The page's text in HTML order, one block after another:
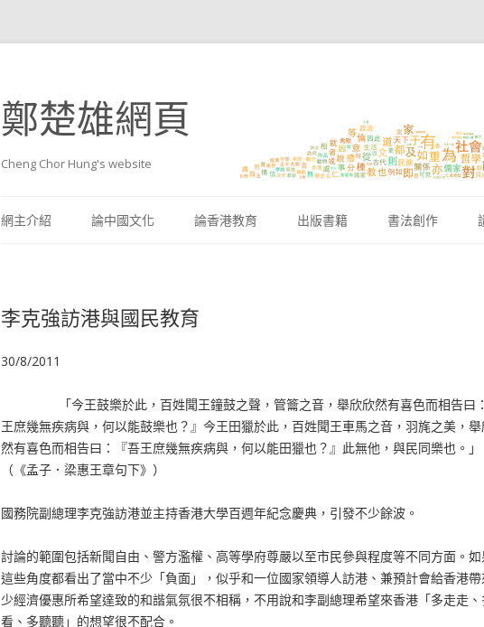
鄭楚雄網頁
Cheng Chor Hung's website
網主介紹
論中國文化 論香港教育 出版書籍 書法創作
李克強訪港與國民教育
30/8/2011
「今王鼓樂於此，百姓聞王鐘鼓之聲，管籥之音，舉欣欣然有喜色而相告曰
王庶幾無疾病與，何以能鼓樂也？』今王田獵於此，百姓聞王車馬之音，羽旄之美，
然有喜色而相告曰：『吾王庶幾無疾病與，何以能田獵也？』此無他，與民同樂也。」
（《孟子．梁惠王章句下》）
國務院副總理李克強訪港並主持香港大學百週年紀念慶典，引發不少餘波。
討論的範圍包括新聞自由、警方濫權、高等學府尊嚴以至市民參與程度等不同方面。
這些角度都看出了當中不少「負面」，似乎和一位國家領導人訪港、兼預計會給香港
少經濟優惠所希望達致的和諧氣氛很不相稱，不用說和李副總理希望來香港「多走走
看、多聽聽」的想望很不配合。